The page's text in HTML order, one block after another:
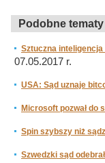
Podobne tematy
Sztuczna
07.05.2017 r.
USA: Sąd uznaje
Microsoft pozwał do
Spin szybszy niż
Szwedzki sąd